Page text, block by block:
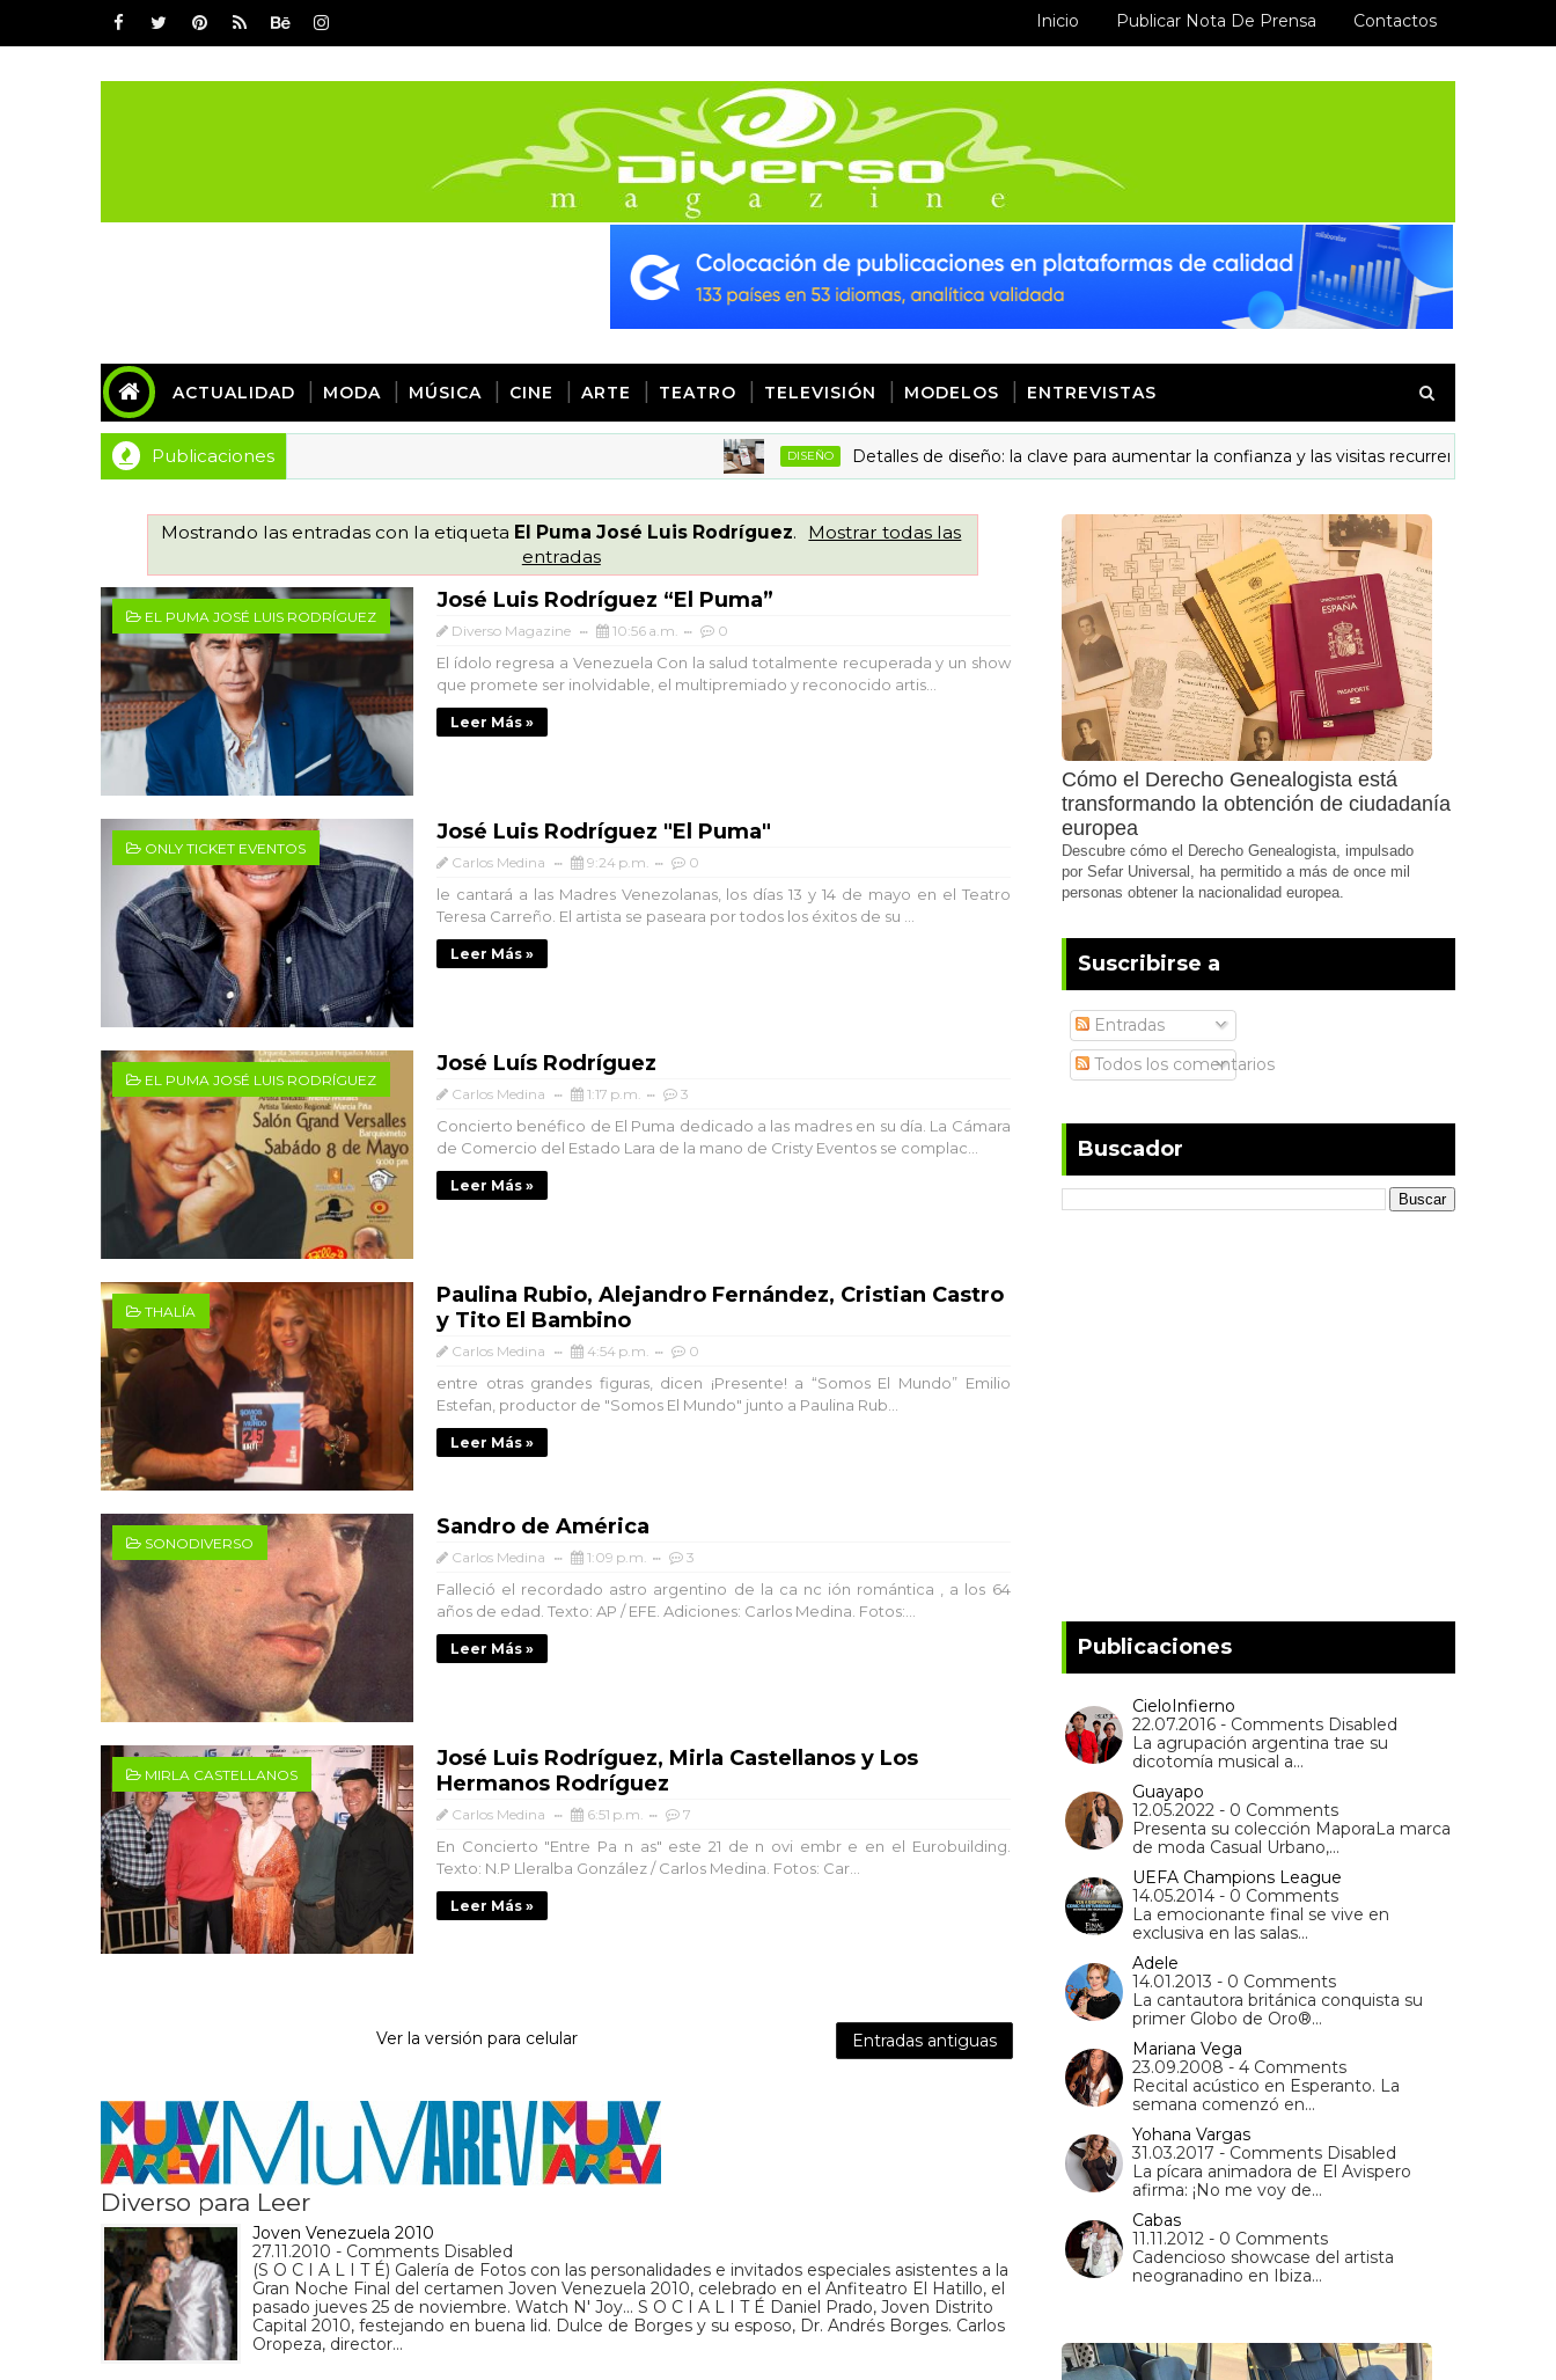
Inicio Publicar Nota De Prensa Contactos
ACTUALIDAD MODA MÚSICA CINE ARTE TEATRO TELEVISIÓN MODELOS ENTREVISTAS
Publicaciones DISEÑO Detalles de diseño: la clave para aumentar la confianza y las visitas recurrentes
Mostrando las entradas con la etiqueta El Puma José Luis Rodríguez.
Mostrar todas las
entradas
EL PUMA JOSÉ LUIS RODRÍGUEZ
José Luis Rodríguez “El Puma”
Diverso Magazine 10:56 a.m. 0
El ídolo regresa a Venezuela Con la salud totalmente recuperada y un show
que promete ser inolvidable, el multipremiado y reconocido artis...
Leer Más »
ONLY TICKET EVENTOS
José Luis Rodríguez "El Puma"
Carlos Medina 9:24 p.m. 0
le cantará a las Madres Venezolanas, los días 13 y 14 de mayo en el Teatro
Teresa Carreño. El artista se paseara por todos los éxitos de su ...
Leer Más »
EL PUMA JOSÉ LUIS RODRÍGUEZ
José Luís Rodríguez
Carlos Medina 1:17 p.m. 3
Concierto benéfico de El Puma dedicado a las madres en su día. La Cámara
de Comercio del Estado Lara de la mano de Cristy Eventos se complac...
Leer Más »
THALÍA
Paulina Rubio, Alejandro Fernández, Cristian Castro
y Tito El Bambino
Carlos Medina 4:54 p.m. 0
entre otras grandes figuras, dicen ¡Presente! a “Somos El Mundo” Emilio
Estefan, productor de "Somos El Mundo" junto a Paulina Rub...
Leer Más »
SONODIVERSO
Sandro de América
Carlos Medina 1:09 p.m. 3
Falleció el recordado astro argentino de la ca nc ión romántica , a los 64
años de edad. Texto: AP / EFE. Adiciones: Carlos Medina. Fotos:...
Leer Más »
MIRLA CASTELLANOS
José Luis Rodríguez, Mirla Castellanos y Los
Hermanos Rodríguez
Carlos Medina 6:51 p.m. 7
En Concierto "Entre Pa n as" este 21 de n ovi embr e en el Eurobuilding.
Texto: N.P Lleralba González / Carlos Medina. Fotos: Car...
Leer Más »
Entradas antiguas
Ver la versión para celular
Diverso para Leer
Joven Venezuela 2010
27.11.2010 - Comments Disabled
(S O C I A L I T É) Galería de Fotos con las personalidades e invitados especiales asistentes a la
Gran Noche Final del certamen Joven Venezuela 2010, celebrado en el Anfiteatro El Hatillo, el
pasado jueves 25 de noviembre. Watch N' Joy... S O C I A L I T É Daniel Prado, Joven Distrito
Capital 2010, festejando en buena lid. Dulce de Borges y su esposo, Dr. Andrés Borges. Carlos
Oropeza, director…
Cómo el Derecho Genealogista está
transformando la obtención de ciudadanía
europea
Descubre cómo el Derecho Genealogista, impulsado
por Sefar Universal, ha permitido a más de once mil
personas obtener la nacionalidad europea.
Suscribirse a
Entradas
Todos los comentarios
Buscador
Publicaciones
CieloInfierno
22.07.2016 - Comments Disabled
La agrupación argentina trae su
dicotomía musical a…
Guayapo
12.05.2022 - 0 Comments
Presenta su colección MaporaLa marca
de moda Casual Urbano,…
UEFA Champions League
14.05.2014 - 0 Comments
La emocionante final se vive en
exclusiva en las salas…
Adele
14.01.2013 - 0 Comments
La cantautora británica conquista su
primer Globo de Oro®…
Mariana Vega
23.09.2008 - 4 Comments
Recital acústico en Esperanto. La
semana comenzó en…
Yohana Vargas
31.03.2017 - Comments Disabled
La pícara animadora de El Avispero
afirma: ¡No me voy de…
Cabas
11.11.2012 - 0 Comments
Cadencioso showcase del artista
neogranadino en Ibiza…